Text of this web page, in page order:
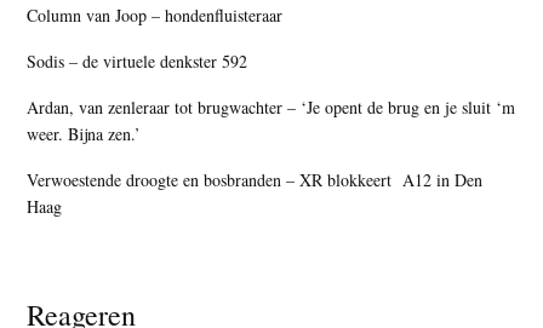
Column van Joop – hondenfluisteraar
Sodis – de virtuele denkster 592
Ardan, van zenleraar tot brugwachter – ‘Je opent de brug en je sluit ‘m
weer. Bijna zen.’
Verwoestende droogte en bosbranden – XR blokkeert A12 in Den
Haag
Reageren